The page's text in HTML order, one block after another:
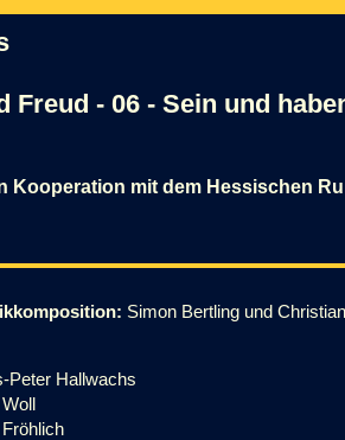
Freud - 06 - Sein und
Kooperation mit dem Hessischen
Simon Bertling und
Peter Hallwachs